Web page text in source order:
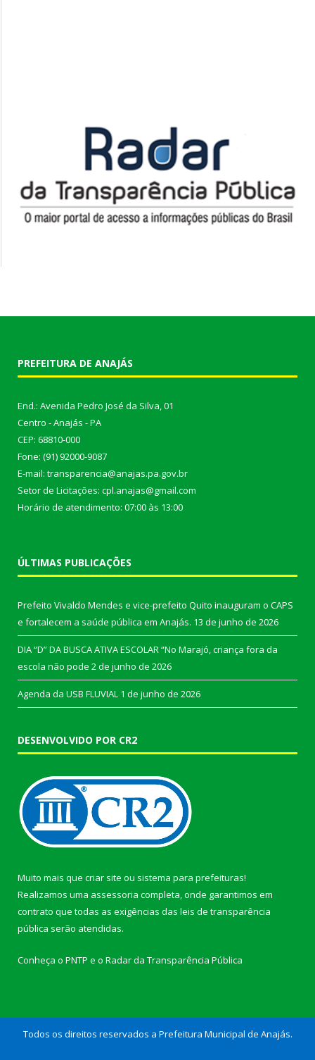
PREFEITURA DE ANAJÁS
End.: Avenida Pedro José da Silva, 01
Centro - Anajás - PA
CEP: 68810-000
Fone: (91) 92000-9087
E-mail: transparencia@anajas.pa.gov.br
Setor de Licitações: cpl.anajas@gmail.com
Horário de atendimento: 07:00 às 13:00
ÚLTIMAS PUBLICAÇÕES
Prefeito Vivaldo Mendes e vice-prefeito Quito inauguram o CAPS
e fortalecem a saúde pública em Anajás. 13 de junho de 2026
DIA “D” DA BUSCA ATIVA ESCOLAR “No Marajó, criança fora da
escola não pode 2 de junho de 2026
Agenda da USB FLUVIAL 1 de junho de 2026
DESENVOLVIDO POR CR2
Muito mais que criar site ou sistema para prefeituras!
Realizamos uma assessoria completa, onde garantimos em
contrato que todas as exigências das leis de transparência
pública serão atendidas.
Conheça o PNTP e o Radar da Transparência Pública
Todos os direitos reservados a Prefeitura Municipal de Anajás.